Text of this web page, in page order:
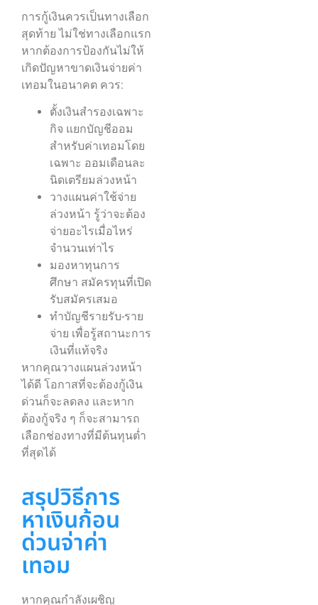
การกู้เงินควรเป็นทางเลือก
สุดท้าย ไม่ใช่ทางเลือกแรก
หากต้องการป้องกันไม่ให้
เกิดปัญหาขาดเงินจ่ายค่า
เทอมในอนาคต ควร:
ตั้งเงินสำรองเฉพาะ
กิจ แยกบัญชีออม
สำหรับค่าเทอมโดย
เฉพาะ ออมเดือนละ
นิดเตรียมล่วงหน้า
วางแผนค่าใช้จ่าย
ล่วงหน้า รู้ว่าจะต้อง
จ่ายอะไรเมื่อไหร่
จำนวนเท่าไร
มองหาทุนการ
ศึกษา สมัครทุนที่เปิด
รับสมัครเสมอ
ทำบัญชีรายรับ-ราย
จ่าย เพื่อรู้สถานะการ
เงินที่แท้จริง
หากคุณวางแผนล่วงหน้า
ได้ดี โอกาสที่จะต้องกู้เงิน
ด่วนก็จะลดลง และหาก
ต้องกู้จริง ๆ ก็จะสามารถ
เลือกช่องทางที่มีต้นทุนต่ำ
ที่สุดได้
สรุปวิธีการ
หาเงินก้อน
ด่วนจ่าค่า
เทอม
หากคุณกำลังเผชิญ